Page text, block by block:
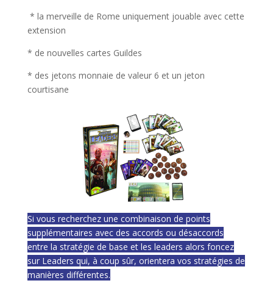
* la merveille de Rome uniquement jouable avec cette
extension
* de nouvelles cartes Guildes
* des jetons monnaie de valeur 6 et un jeton
courtisane
Si vous recherchez une combinaison de points
supplémentaires avec des accords ou désaccords
entre la stratégie de base et les leaders alors foncez
sur Leaders qui, à coup sûr, orientera vos stratégies de
manières différentes.